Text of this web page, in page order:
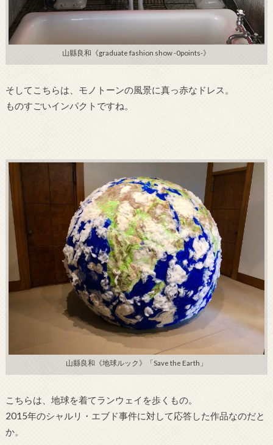
山縣良和《graduate fashion show -0points-》
そしてこちらは、モノトーンの風景に真っ赤なドレス。
ものすごいインパクトですね。
山縣良和《地球ルック》「Save the Earth」
こちらは、地球を着てランウェイを歩くもの。
2015年のシャルリ・エブド事件に対して応答した作品なのだと
か。